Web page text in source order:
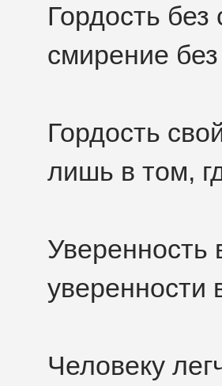
Гордость
смирение
Гордость
лишь в том,
Уверенность
уверенности
Человеку